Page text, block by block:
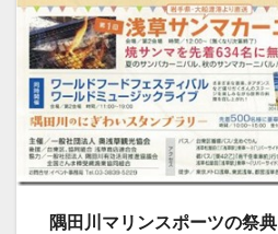
隅田川マリンスポーツの祭典